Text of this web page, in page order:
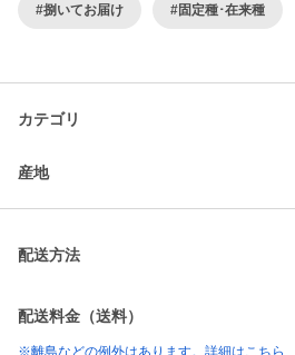
#捌いてお届け #固定種･在来種
カテゴリ
産地
配送方法
配送料金（送料）
※離島などの例外はあります。詳細はこちら